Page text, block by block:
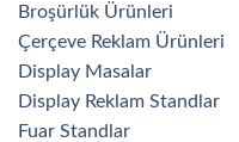
Broşürlük Ürünleri
Çerçeve Reklam Ürünleri
Display Masalar
Display Reklam Standlar
Fuar Standlar